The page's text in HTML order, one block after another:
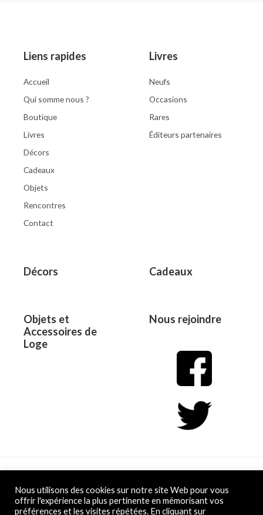
Liens rapides
Accueil
Qui somme nous ?
Boutique
Livres
Décors
Cadeaux
Objets
Rencontres
Contact
Livres
Neufs
Occasions
Rares
Éditeurs partenaires
Décors Cadeaux
Objets et
Accessoires de
Loge
Nous rejoindre
Copyright © 2026 L&D
Nous utilisons des cookies sur notre site Web pour vous
offrir l'expérience la plus pertinente en mémorisant vos
préférences et les visites répétées. En cliquant sur